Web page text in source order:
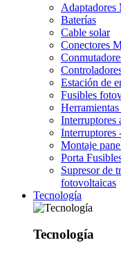
Adaptadores
Baterías
Cable solar
Conectores
Estación de
Fusibles
Herramientas
Interruptores
Interruptores
Montaje
Porta
Supresor de
fotovoltaicas
Tecnología
Tecnología